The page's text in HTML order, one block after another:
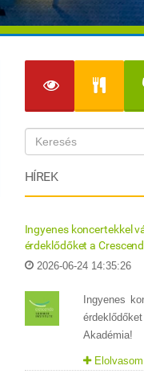
HÍREK
Ingyenes koncertekkel
érdeklődőket a
2026-06-24 14:35:26
Ingyenes
Akadémia!
Elolvasom